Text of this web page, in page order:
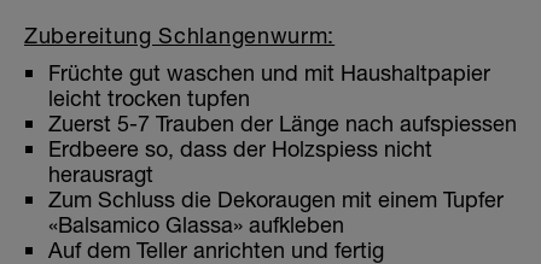
Zubereitung Schlangenwurm:
Früchte gut waschen und mit Haushaltpapier
leicht trocken tupfen
Zuerst 5-7 Trauben der Länge nach aufspiessen
Erdbeere so, dass der Holzspiess nicht
herausragt
Zum Schluss die Dekoraugen mit einem Tupfer
«Balsamico Glassa» aufkleben
Auf dem Teller anrichten und fertig